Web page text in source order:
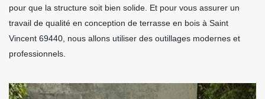
pour que la structure soit bien solide. Et pour vous assurer un
travail de qualité en conception de terrasse en bois à Saint
Vincent 69440, nous allons utiliser des outillages modernes et
professionnels.